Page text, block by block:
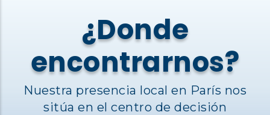
¿Donde
encontrarnos?
Nuestra presencia local en París nos
sitúa en el centro de decisión